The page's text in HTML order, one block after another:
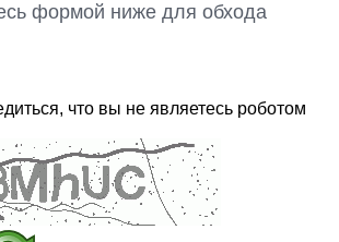
формой ниже для обхода
что вы не являетесь роботом